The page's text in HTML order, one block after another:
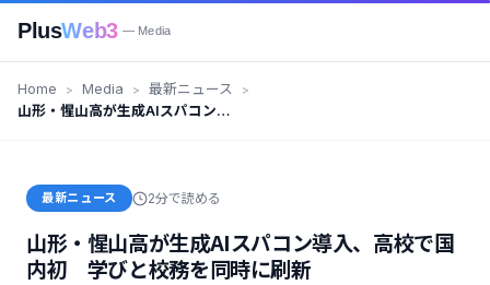
PlusWeb3 — Media
Home Media
最新ニュース
山形・惺山高が生成AIスパコン導
最新ニュース 2分で読める
山形・惺山高が生成AIスパコン導入、高校で国
内初 学びと校務を同時に刷新